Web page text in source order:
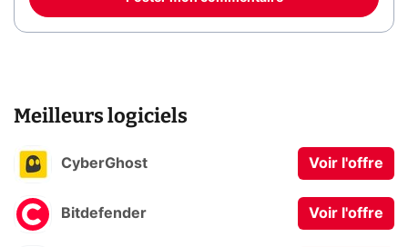
Meilleurs logiciels
CyberGhost Voir l'offre
Bitdefender Voir l'offre